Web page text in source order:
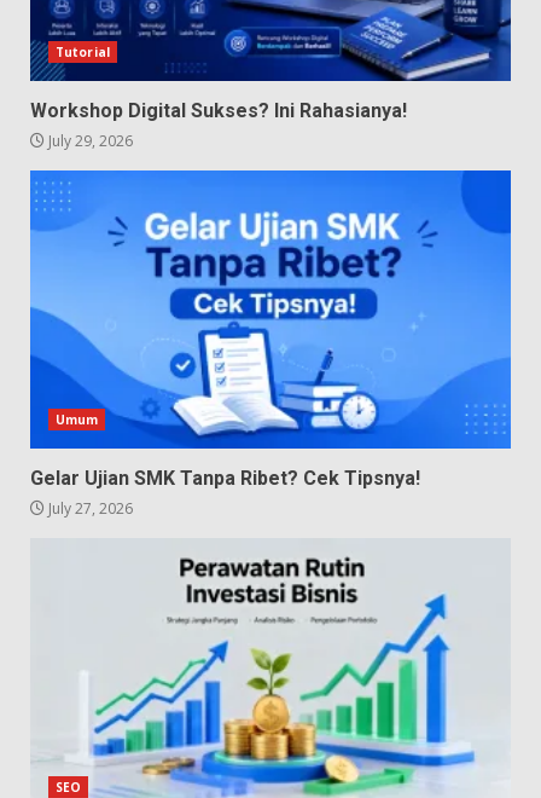
Tutorial
Workshop Digital Sukses? Ini Rahasianya!
July 29, 2026
Umum
Gelar Ujian SMK Tanpa Ribet? Cek Tipsnya!
July 27, 2026
SEO